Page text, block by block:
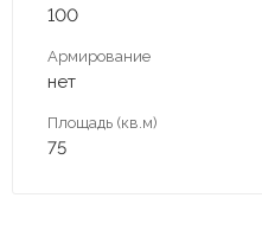
100
Армирование
нет
Площадь (кв.м)
75